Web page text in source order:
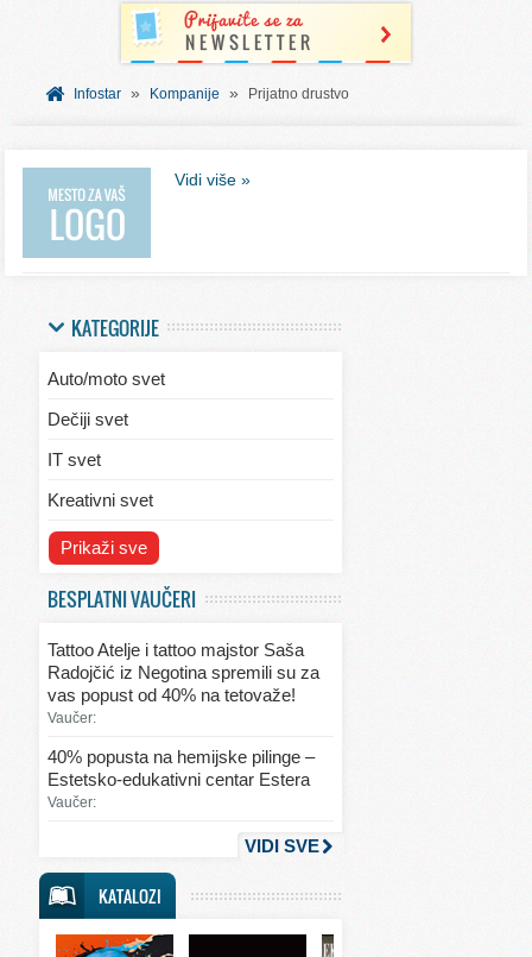
BESPLATNI VAUČERI
SVET INFORMACIJA
Infostar » Kompanije » Prijatno drustvo
Vidi više »
KATEGORIJE
Auto/moto svet
Dečiji svet
IT svet
Kreativni svet
Svet ekologije
Svet kulinarstva
Svet lepote
Svet mode
Svet sporta
Svet tehnike
Prikaži sve
BESPLATNI VAUČERI
Tattoo Atelje i tattoo majstor Saša
Radojčić iz Negotina spremili su za
vas popust od 40% na tetovaže!
Vaučer:
40% popusta na hemijske pilinge –
Estetsko-edukativni centar Estera
Vaučer:
VIDI SVE
KATALOZI